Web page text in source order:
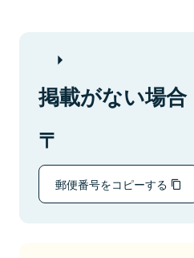
掲載がない場合
郵便番号をコピーする